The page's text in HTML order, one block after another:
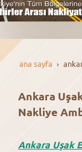
ana sayfa
Ankara
Nakliye
Ankara Uşak